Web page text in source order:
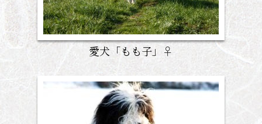
愛犬「もも子」♀